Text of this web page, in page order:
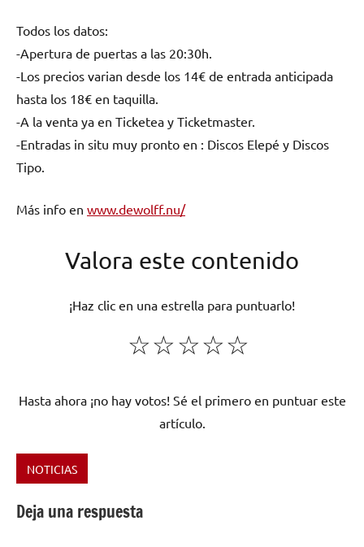
Todos los datos:
-Apertura de puertas a las 20:30h.
-Los precios varian desde los 14€ de entrada anticipada
hasta los 18€ en taquilla.
-A la venta ya en Ticketea y Ticketmaster.
-Entradas in situ muy pronto en : Discos Elepé y Discos
Tipo.
Más info en www.dewolff.nu/
Valora este contenido
¡Haz clic en una estrella para puntuarlo!
☆
☆
☆
☆
☆
Hasta ahora ¡no hay votos! Sé el primero en puntuar este
artículo.
2016,
NOTICIAS
Deja una respuesta